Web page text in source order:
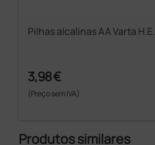
Pilhas alcalinas AA Varta H.E.
3,98 €
(Preço sem IVA)
Produtos similares